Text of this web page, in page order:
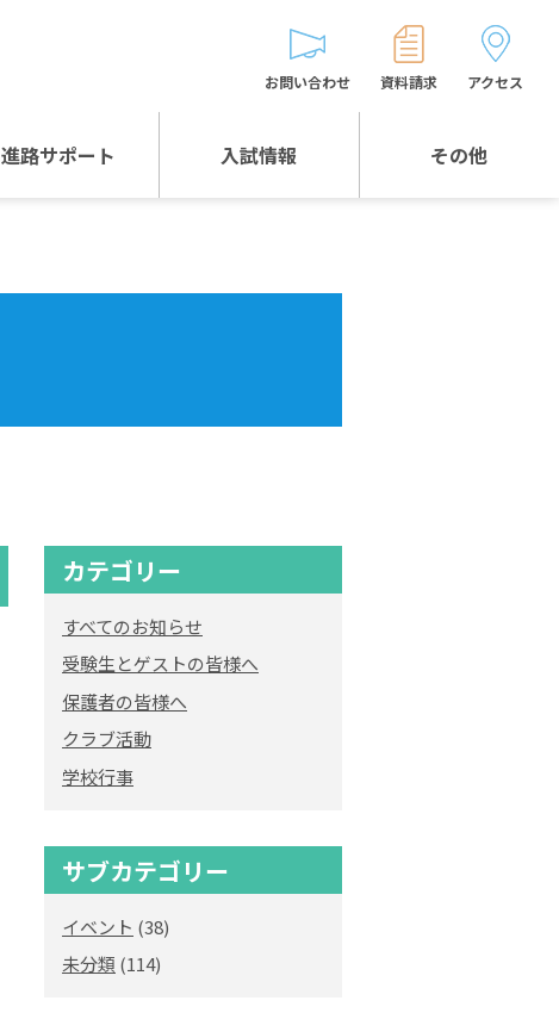
進路サポート 入試情報 その他
お問い合わせ 資料請求 アクセス
カテゴリー
すべてのお知らせ
受験生とゲストの皆様へ
保護者の皆様へ
クラブ活動
学校行事
サブカテゴリー
イベント (38)
未分類 (114)